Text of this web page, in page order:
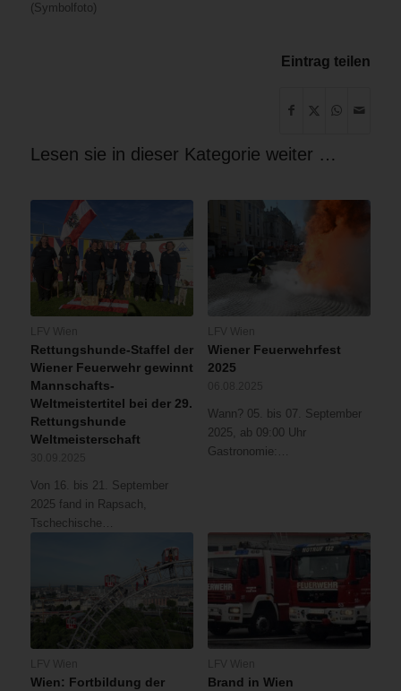
(Symbolfoto)
Eintrag teilen
Lesen sie in dieser Kategorie weiter …
Rettungshunde-Staffel der
Wiener Feuerwehr gewinnt
Mannschafts-
Weltmeistertitel bei der 29.
Rettungshunde
Weltmeisterschaft
Von 16. bis 21. September
2025 fand in Rapsach,
Tschechische…
Wiener Feuerwehrfest
2025
Wann? 05. bis 07. September
2025, ab 09:00 Uhr
Gastronomie:…
Wien: Fortbildung der
Brand in Wien